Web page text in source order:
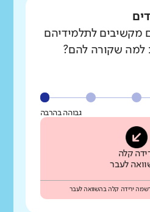
מקשיבים לתלמידיהם
למה שקורה להם?
גבוהה בהרבה
קלה
לעבר
ירידה קלה בהשוואה לעבר